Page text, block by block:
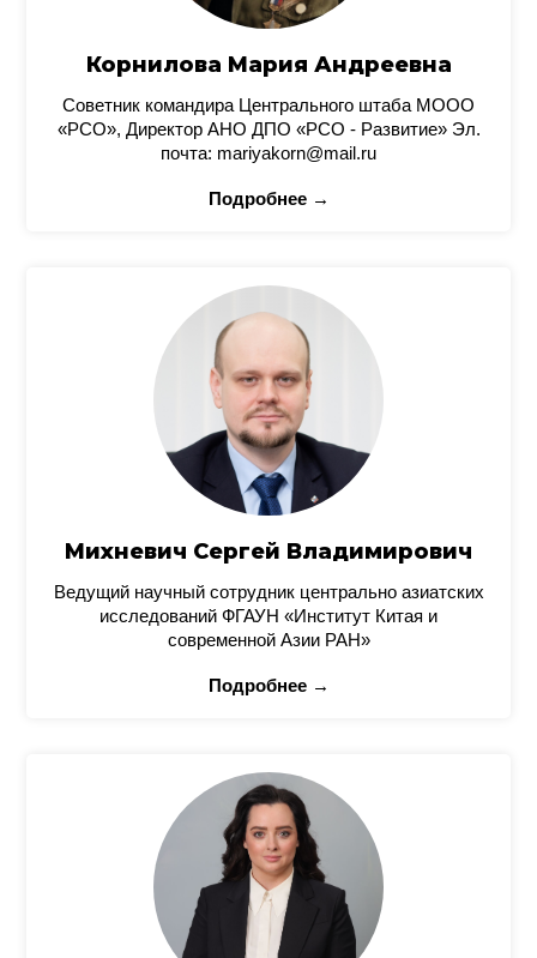
Корнилова Мария Андреевна
Советник командира Центрального штаба МООО
«РСО», Директор АНО ДПО «РСО - Развитие» Эл.
почта: mariyakorn@mail.ru
Подробнее →
Михневич Сергей Владимирович
Ведущий научный сотрудник центрально азиатских
исследований ФГАУН «Институт Китая и
современной Азии РАН»
Подробнее →